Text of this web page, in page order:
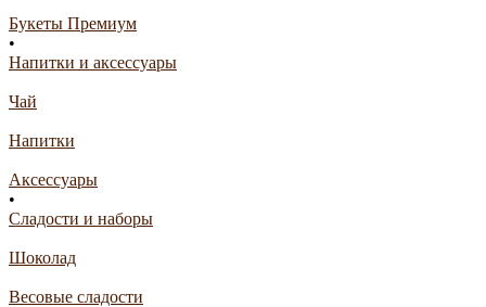
Букеты Премиум
•
Напитки и аксессуары
Чай
Напитки
Аксессуары
•
Сладости и наборы
Шоколад
Весовые сладости